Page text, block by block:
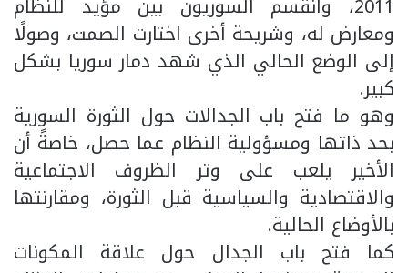
ومعارض له، وشريحة أخرى اختارت الصمت، وصولًا
إلى الوضع الحالي الذي شهد دمار سوريا بشكل
كبير.
وهو ما فتح باب الجدالات حول الثورة السورية
بحد ذاتها ومسؤولية النظام عما حصل، خاصةً أن
الأخير يلعب على وتر الظروف الاجتماعية
والاقتصادية والسياسية قبل الثورة، ومقارنتها
بالأوضاع الحالية.
كما فتح باب الجدال حول علاقة المكونات